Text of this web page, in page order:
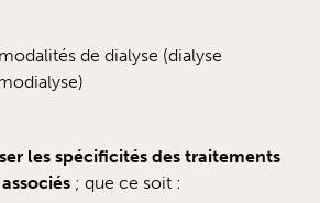
de dialyse (dialyse
les spécificités des traitements
; que ce soit :